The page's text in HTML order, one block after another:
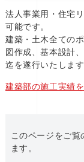
法人事業用・住宅
可能です。
建築・土木全ての
図作成、基本設計
迄を遂行いたします
建築部の施工実績
このページをご
ます。